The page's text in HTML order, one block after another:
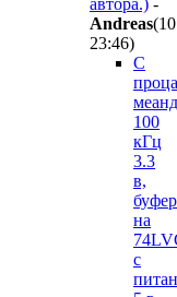
Andreas
23:46)
С
проца
100
кГц
3.3
в,
буфер
на
с